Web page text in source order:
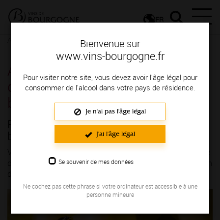
Bienvenue sur
www.vins-bourgogne.fr
Pour visiter notre site, vous devez avoir l'âge légal pour
consommer de l'alcool dans votre pays de résidence.
Je n'ai pas l'âge légal
J'ai l'âge légal
Se souvenir de mes données
Ne cochez pas cette phrase si votre ordinateur est accessible à une
personne mineure
FR
Dernières nouvelles Dernières nouvelles détail
Actualités - Plongez au cœur
de la biodiversité
bourguignonne
Plongez au cœur de la biodiversité
de trois épisodes sur la viticulture durable et la préservation